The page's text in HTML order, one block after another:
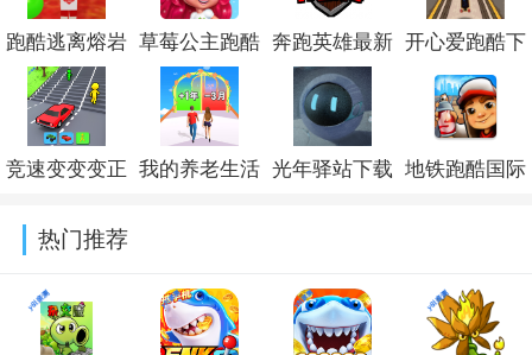
跑酷逃离熔岩
手机版v1.0
草莓公主跑酷
手机版v1.2.3.2
奔跑英雄最新
版
(RunHero)v4.4
开心爱跑酷下
载安装v1.3
竞速变变变正 我的养老生活 光年驿站下载 地铁跑酷国际
Surf)v3.66.0
热门推荐